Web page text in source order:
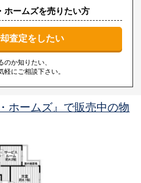
ホームズを売りたい方
査定をしたい
のか知りたい、
軽にご相談下さい。
ホームズ』で販売中の物